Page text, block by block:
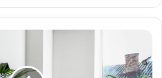
criança. Por exemplo: você já
higiene e roupinhas mais frescas
que o verão está chegando?